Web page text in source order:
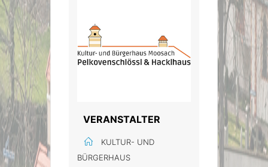
VERANSTALTER
KULTUR- UND
BÜRGERHAUS